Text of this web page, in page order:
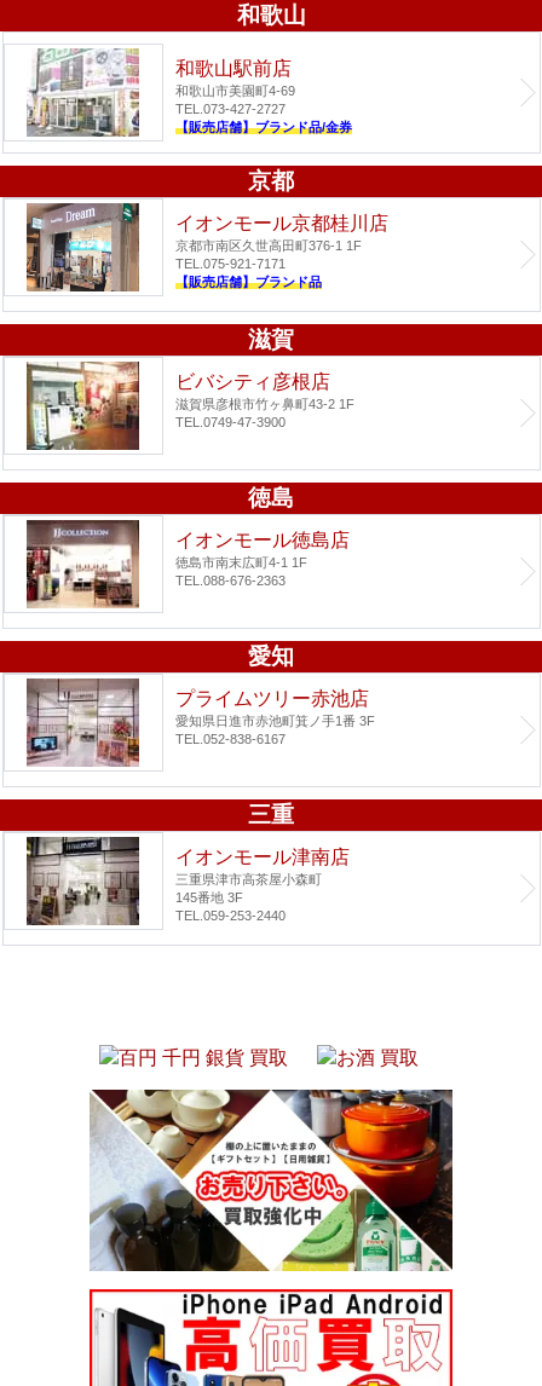
和歌山
和歌山駅前店
和歌山市美園町4-69
TEL.073-427-2727
【販売店舗】ブランド品/金券
京都
イオンモール京都桂川店
京都市南区久世高田町376-1 1F
TEL.075-921-7171
【販売店舗】ブランド品
滋賀
ビバシティ彦根店
滋賀県彦根市竹ヶ鼻町43-2 1F
TEL.0749-47-3900
徳島
イオンモール徳島店
徳島市南末広町4-1 1F
TEL.088-676-2363
愛知
プライムツリー赤池店
愛知県日進市赤池町箕ノ手1番 3F
TEL.052-838-6167
三重
イオンモール津南店
三重県津市高茶屋小森町
145番地 3F
TEL.059-253-2440